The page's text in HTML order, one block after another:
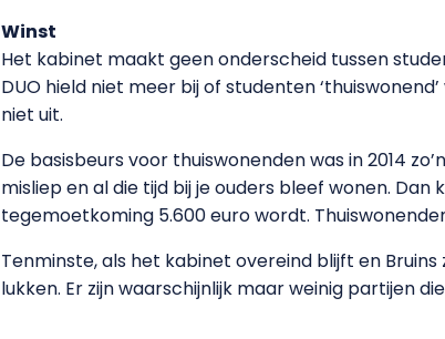
Winst
Het kabinet maakt geen onderscheid tussen
DUO hield niet meer bij of studenten
niet uit.
De basisbeurs voor thuiswonenden was in 2014
misliep en al die tijd bij je ouders bleef wonen.
tegemoetkoming 5.600 euro wordt.
Tenminste, als het kabinet overeind blijft en
lukken. Er zijn waarschijnlijk maar weinig partijen